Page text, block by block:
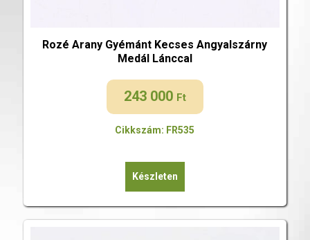
Rozé Arany Gyémánt Kecses Angyalszárny
Medál Lánccal
243 000 Ft
Cikkszám: FR535
Készleten